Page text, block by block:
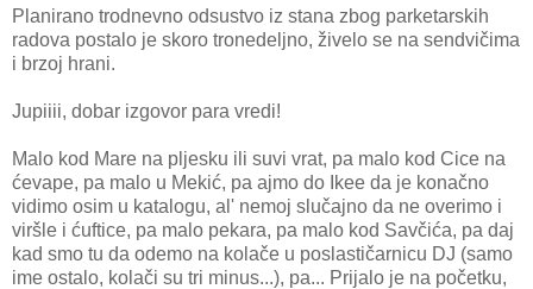
Planirano trodnevno odsustvo iz stana zbog parketarskih
radova postalo je skoro tronedeljno, živelo se na sendvičima
i brzoj hrani.
Jupiiii, dobar izgovor para vredi!
Malo kod Mare na pljesku ili suvi vrat, pa malo kod Cice na
ćevape, pa malo u Mekić, pa ajmo do Ikee da je konačno
vidimo osim u katalogu, al' nemoj slučajno da ne overimo i
viršle i ćuftice, pa malo pekara, pa malo kod Savčića, pa daj
kad smo tu da odemo na kolače u poslastičarnicu DJ (samo
ime ostalo, kolači su tri minus...), pa... Prijalo je na početku,